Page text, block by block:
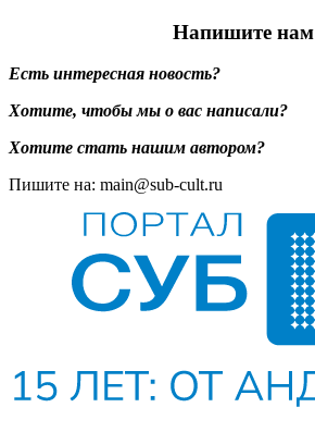
Напишите нам
Есть интересная новость?
Хотите, чтобы мы о вас написали?
Хотите стать нашим автором?
Пишите на: main@sub-cult.ru